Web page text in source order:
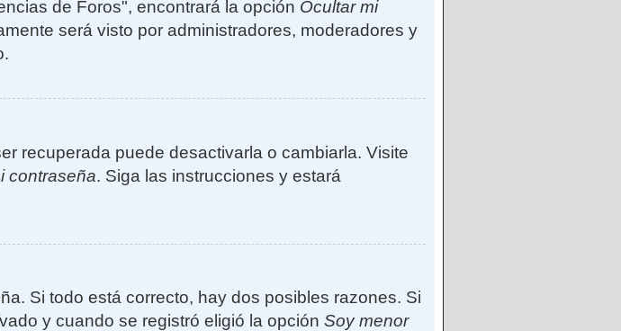
de Foros", encontrará la opción Ocultar mi
será visto por administradores, moderadores y
recuperada puede desactivarla o cambiarla. Visite
contraseña. Siga las instrucciones y estará
Si todo está correcto, hay dos posibles razones. Si
y cuando se registró eligió la opción Soy menor